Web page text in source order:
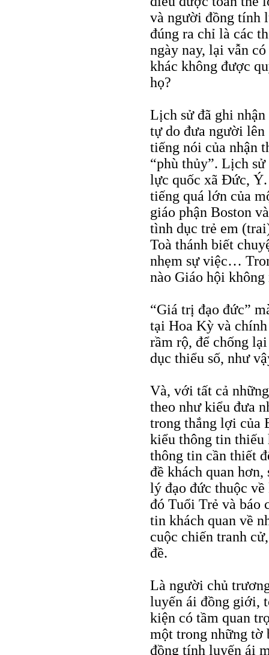
và người đồng tính
đúng ra chỉ là các
ngày nay, lại vẫn
khác không được
họ?
Lịch sử đã ghi
tự do đưa người
tiếng nói của nhận
“phù thủy”. Lịch
lực quốc xã Đức,
tiếng quá lớn của
giáo phận Boston
tình dục trẻ em
Toà thánh biết
nhẹm sự việc…
nào Giáo hội
“Giá trị đạo đức”
tại Hoa Kỳ và
rầm rộ, để chống
dục thiểu số, như
Và, với tất cả
theo như kiểu đưa
trong thắng lợi của
kiểu thông tin thiếu
thông tin cần thiết
đề khách quan
lý đạo đức thuộc về
đó Tuổi Trẻ và báo
tin khách quan về
cuộc chiến tranh
đề.
Là người chủ
luyến ái đồng giới,
kiện có tầm quan
một trong những tờ
đồng tính luyến ái